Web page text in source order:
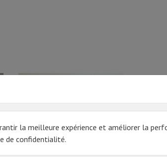
la meilleure expérience et améliorer la
de confidentialité.